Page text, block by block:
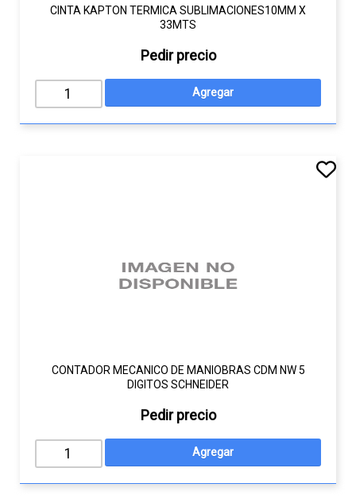
CINTA KAPTON TERMICA SUBLIMACIONES10MM X
33MTS
Pedir precio
CONTADOR MECANICO DE MANIOBRAS CDM NW 5
DIGITOS SCHNEIDER
Pedir precio